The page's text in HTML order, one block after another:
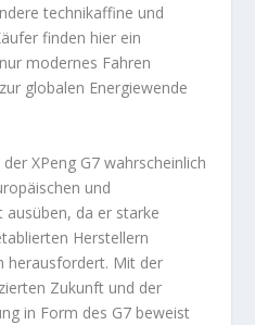
technikaffine und
finden hier ein
modernes Fahren
globalen Energiewende
XPeng G7 wahrscheinlich
und
da er starke
Herstellern
herausfordert. Mit der
Zukunft und der
in Form des G7 beweist